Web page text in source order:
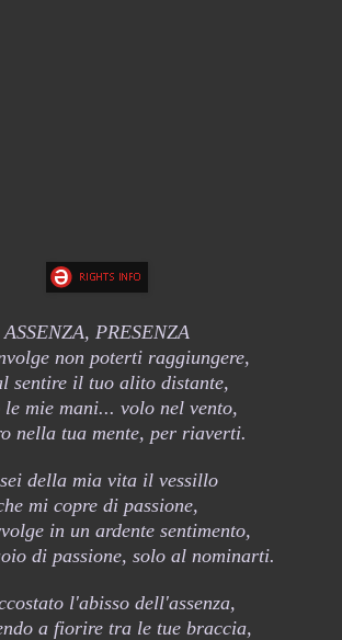
ASSENZA, PRESENZA
non poterti raggiungere,
sentire il tuo alito distante,
le mie mani... volo nel vento,
nella tua mente, per riaverti.
della mia vita il vessillo
mi copre di passione,
in un ardente sentimento,
di passione, solo al nominarti.
l'abisso dell'assenza,
a fiorire tra le tue braccia,